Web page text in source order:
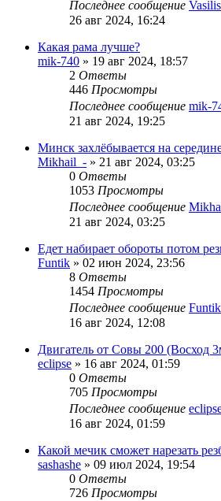
Последнее сообщение Vasilis
26 авг 2024, 16:24
Какая рама лучше?
mik-740 » 19 авг 2024, 18:57
2 Ответы
446 Просмотры
Последнее сообщение mik-
21 авг 2024, 19:25
Минск захлёбывается на
Mikhail_- » 21 авг 2024, 03:25
0 Ответы
1053 Просмотры
Последнее сообщение
21 авг 2024, 03:25
Едет набирает обороты потом
Funtik » 02 июн 2024, 23:56
8 Ответы
1454 Просмотры
Последнее сообщение Funtik
16 авг 2024, 12:08
Двигатель от Совы 200 (Восход
eclipse » 16 авг 2024, 01:59
0 Ответы
705 Просмотры
Последнее сообщение
16 авг 2024, 01:59
Какой мечик сможет нарезать
sashashe » 09 июл 2024, 19:54
0 Ответы
726 Просмотры